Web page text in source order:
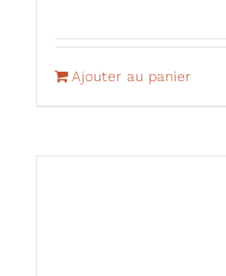
Ajouter au panier